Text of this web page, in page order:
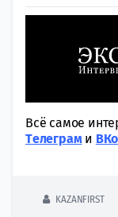
Всё самое
Tелеграми
KAZANFIRST